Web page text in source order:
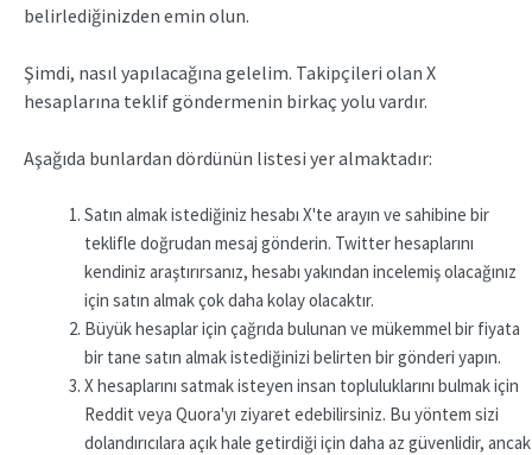
belirlediğinizden emin olun.
Şimdi, nasıl yapılacağına gelelim. Takipçileri olan X
hesaplarına teklif göndermenin birkaç yolu vardır.
Aşağıda bunlardan dördünün listesi yer almaktadır:
Satın almak istediğiniz hesabı X'te arayın ve sahibine bir
teklifle doğrudan mesaj gönderin. Twitter hesaplarını
kendiniz araştırırsanız, hesabı yakından incelemiş olacağınız
için satın almak çok daha kolay olacaktır.
Büyük hesaplar için çağrıda bulunan ve mükemmel bir fiyata
bir tane satın almak istediğinizi belirten bir gönderi yapın.
X hesaplarını satmak isteyen insan topluluklarını bulmak için
Reddit veya Quora'yı ziyaret edebilirsiniz. Bu yöntem sizi
dolandırıcılara açık hale getirdiği için daha az güvenlidir, ancak